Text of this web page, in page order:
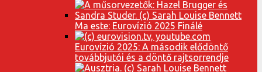
Ma este: Eurovízió 2025 Finálé
Eurovízió 2025: A második elődöntő
továbbjutói és a döntő rajtsorrendje